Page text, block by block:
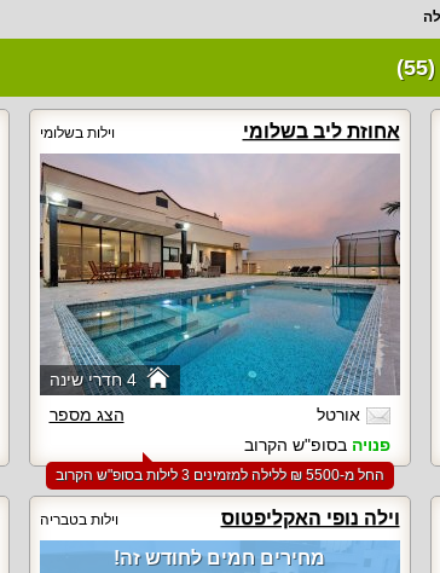
אחוזת ליב בשלומי וילות בשלומי
4 חדרי שינה
אורטל
הצג מספר
פנויה בסופ"ש הקרוב
החל מ-‏5500 ₪ ללילה למזמינים 3 לילות בסופ"ש הקרוב
וילה נופי האקליפטוס וילות בטבריה
מחירים חמים לחודש זה!